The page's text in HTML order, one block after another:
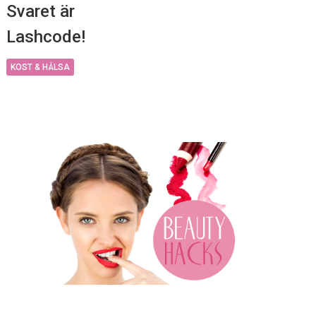
Svaret är
Lashcode!
KOST & HÄLSA